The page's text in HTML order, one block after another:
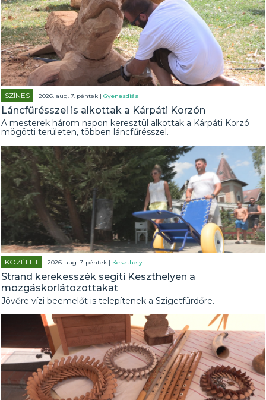
SZÍNES | 2026. aug. 7. péntek |Gyenesdiás
Láncfűrésszel is alkottak a Kárpáti Korzón
A mesterek három napon keresztül alkottak a Kárpáti Korzó
mögötti területen, többen láncfűrésszel.
KÖZÉLET | 2026. aug. 7. péntek | Keszthely
Strand kerekesszék segíti Keszthelyen a
mozgáskorlátozottakat
Jövőre vízi beemelőt is telepítenek a Szigetfürdőre.